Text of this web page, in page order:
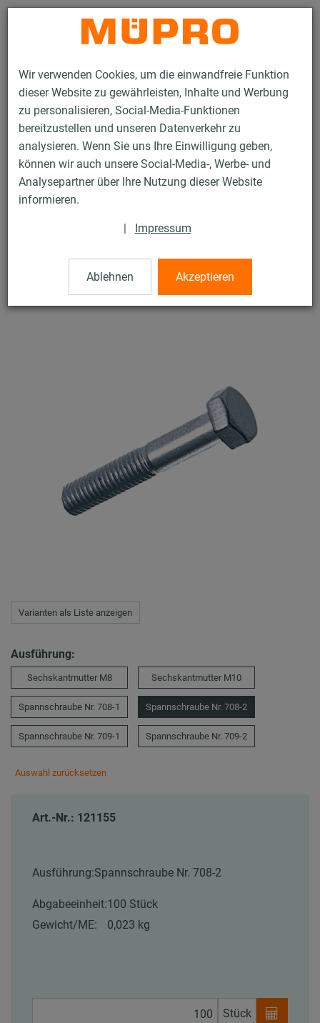
Wir verwenden Cookies, um die einwandfreie Funktion
dieser Website zu gewährleisten, Inhalte und Werbung
zu personalisieren, Social-Media-Funktionen
bereitzustellen und unseren Datenverkehr zu
analysieren. Wenn Sie uns Ihre Einwilligung geben,
können wir auch unsere Social-Media-, Werbe- und
Analysepartner über Ihre Nutzung dieser Website
informieren.
| Impressum
Ablehnen Akzeptieren
Kontakt
Produkte Befestigungstechnik Beschilderung Spannsatz
18 / 18
Spannsatz
ML-Spannschraube Nr. 708-2, M8 x 45 mm, verzinkt
Varianten als Liste anzeigen
Ausführung:
Sechskantmutter M8 Sechskantmutter M10
Spannschraube Nr. 708-1 Spannschraube Nr. 708-2
Spannschraube Nr. 709-1 Spannschraube Nr. 709-2
Auswahl zurücksetzen
Art.-Nr.: 121155
Ausführung:Spannschraube Nr. 708-2
Abgabeeinheit:100 Stück
Gewicht/ME:
0,023 kg
Stück